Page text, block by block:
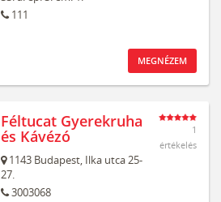
111
MEGNÉZEM
Féltucat Gyerekruha
és Kávézó
1143 Budapest, Ilka utca 25-
27.
3003068
1
értékelés